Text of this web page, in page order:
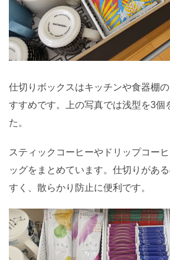
仕切りボックスはキッチンや食器棚
すすめです。上の写真では浅型を3個
た。
スティックコーヒーやドリップコー
ッグをまとめています。仕切りがあ
すく、散らかり防止に便利です。